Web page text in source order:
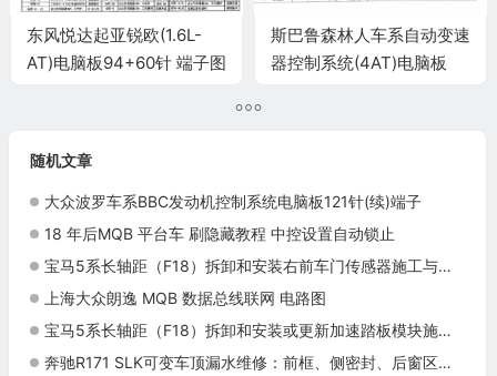
东风悦达起亚锐欧(1.6L-
AT)电脑板94+60针 端子图
斯巴鲁森林人车系自动变速
器控制系统(4AT)电脑板
随机文章
大众波罗车系BBC发动机控制系统电脑板121针(续)端子
18 年后MQB 平台车 刷隐藏教程 中控设置自动锁止
宝马5系长轴距（F18）拆卸和安装右前车门传感器施工与复检标准
上海大众朗逸 MQB 数据总线联网 电路图
宝马5系长轴距（F18）拆卸和安装或更新加速踏板模块施工与复检标准
奔驰R171 SLK可变车顶漏水维修：前框、侧密封、后窗区域与排水检查